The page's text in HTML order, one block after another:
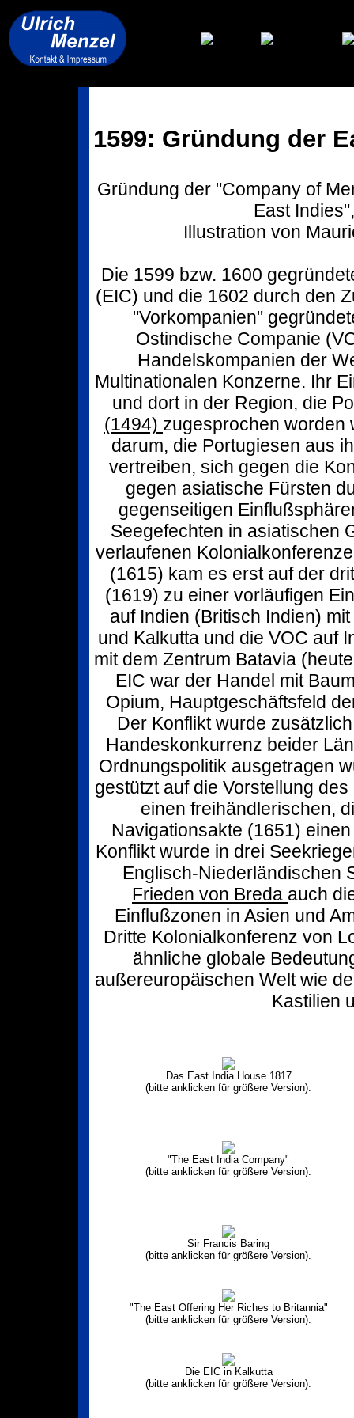
1599: Gründung der
Gründung der "Company of
East
Illustration von
Die 1599 bzw. 1600
(EIC) und die 1602 durch den
"Vorkompanien"
Ostindische Companie
Handelskompanien der
Multinationalen Konzerne. Ihr
und dort in der Region, die
(1494) zugesprochen worden
darum, die Portugiesen aus
vertreiben, sich gegen die
gegen asiatische Fürsten
gegenseitigen
Seegefechten in asiatischen
verlaufenen
(1615) kam es erst auf der
(1619) zu einer vorläufigen
auf Indien (Britisch Indien)
und Kalkutta und die VOC auf
mit dem Zentrum Batavia
EIC war der Handel mit
Opium, Hauptgeschäftsfeld
Der Konflikt wurde
Handeskonkurrenz beider
Ordnungspolitik ausgetragen
gestützt auf die Vorstellung
einen freihändlerischen,
Navigationsakte (1651)
Konflikt wurde in drei
Englisch-Niederländischen
Frieden von Breda auch
Einflußzonen in Asien und
Dritte Kolonialkonferenz von
ähnliche globale
außereuropäischen Welt wie
Kastilien
Das East India House 1817
(bitte anklicken für größere Version).
"The East India Company"
(bitte anklicken für größere Version).
Sir Francis Baring
(bitte anklicken für größere Version).
"The East Offering Her Riches to Britannia"
(bitte anklicken für größere Version).
Die EIC in Kalkutta
(bitte anklicken für größere Version).